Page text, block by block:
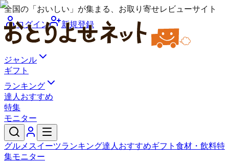
全国の「おいしい」が集まる、お取り寄せレビューサイト
ログイン
新規登録
ジャンル
ギフト
ランキング
達人おすすめ
特集
モニター
グルメ スイーツランキング達人おすすめギフト 食材・飲料特
集モニター